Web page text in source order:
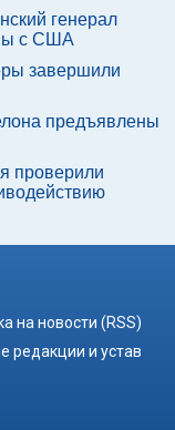
генерал
с США
завершили
предъявлены
проверили
на новости (RSS)
редакции и устав